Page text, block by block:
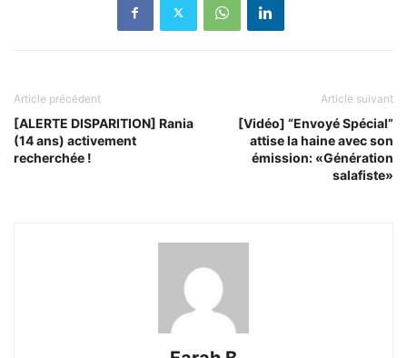
Article précédent
[ALERTE DISPARITION] Rania
(14 ans) activement
recherchée !
Article suivant
[Vidéo] “Envoyé Spécial”
attise la haine avec son
émission: «Génération
salafiste»